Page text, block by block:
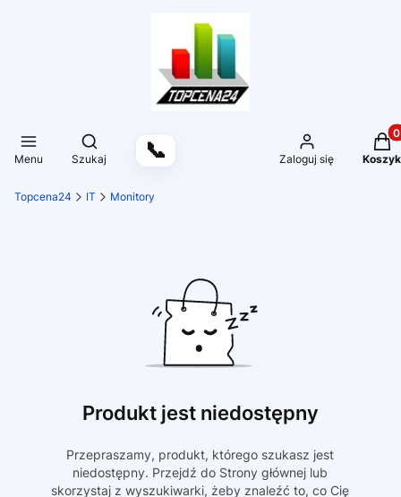
Menu
Otwórz wyszukiwarkę
Szukaj 📞 Zaloguj się Koszyk
Topcena24 IT Monitory
Produkt jest niedostępny
Przepraszamy, produkt, którego szukasz jest
niedostępny. Przejdź do Strony głównej lub
skorzystaj z wyszukiwarki, żeby znaleźć to, co Cię